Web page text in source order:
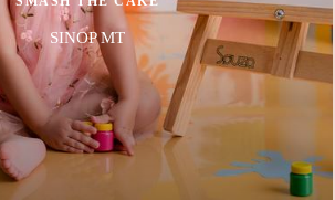
SINOP MT